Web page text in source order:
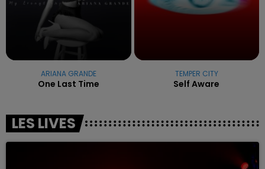
ARIANA GRANDE
One Last Time
TEMPER CITY
Self Aware
LES LIVES